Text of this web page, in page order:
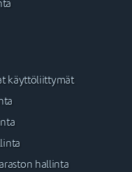
käyttöliittymät
hallinta